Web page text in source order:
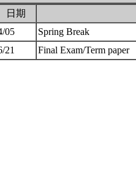
日期
05
Spring Break
21 Final Exam/Term paper